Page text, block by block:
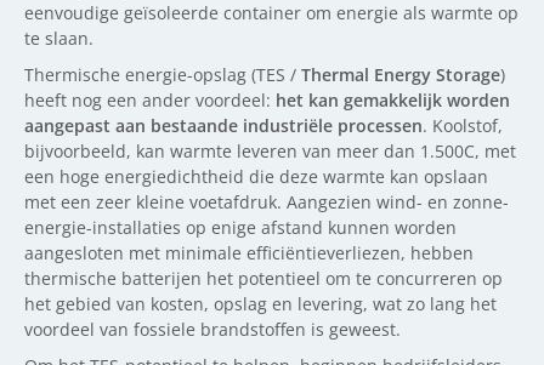
eenvoudige geïsoleerde container om energie als warmte op
te slaan.
Thermische energie-opslag (TES / Thermal Energy Storage)
heeft nog een ander voordeel: het kan gemakkelijk worden
aangepast aan bestaande industriële processen. Koolstof,
bijvoorbeeld, kan warmte leveren van meer dan 1.500C, met
een hoge energiedichtheid die deze warmte kan opslaan
met een zeer kleine voetafdruk. Aangezien wind- en zonne-
energie-installaties op enige afstand kunnen worden
aangesloten met minimale efficiëntieverliezen, hebben
thermische batterijen het potentieel om te concurreren op
het gebied van kosten, opslag en levering, wat zo lang het
voordeel van fossiele brandstoffen is geweest.